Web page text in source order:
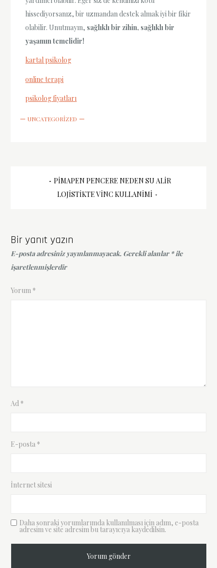
hissediyorsanız, bir uzmandan destek almak iyi bir fikir
olabilir. Unutmayın, sağlıklı bir zihin, sağlıklı bir
yaşamın temelidir!
kartal psikolog
online terapi
psikolog fiyatları
UNCATEGORIZED
Yazı PIMAPEN PENCERE NEDEN SU ALIR
LOJISTIKTE VINC KULLANIMI
Bir yanıt yazın
E-posta adresiniz yayınlanmayacak. Gerekli alanlar *ile
işaretlenmişlerdir
Yorum *
Ad *
E-posta *
İnternet sitesi
Daha sonraki yorumlarımda kullanılması için adım, e-posta
adresim ve site adresim bu tarayıcıya kaydedilsin.